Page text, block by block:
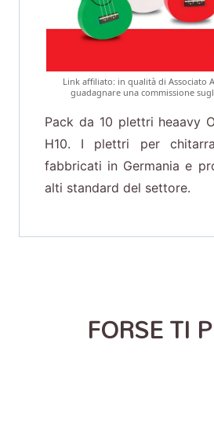
Link affiliato: in qualità di Associato
guadagnare una commissione
Pack da 10 plettri heaavy
H10. I plettri per
fabbricati in Germania e
alti standard del settore.
FORSE TI